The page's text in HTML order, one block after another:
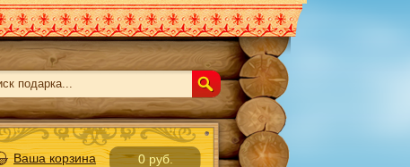
Ваша корзина 0 руб.